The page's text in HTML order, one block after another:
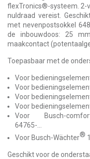
flexTronics®-systeem. 2-
nuldraad vereist.
met nevenpostsokkel
de inbouwdoos: 25
maakcontact
Toepasbaar met de
Voor
Voor
Voor
Voor
Voor Busch-
64765-...
Voor Busch-Wächter®
Geschikt voor de